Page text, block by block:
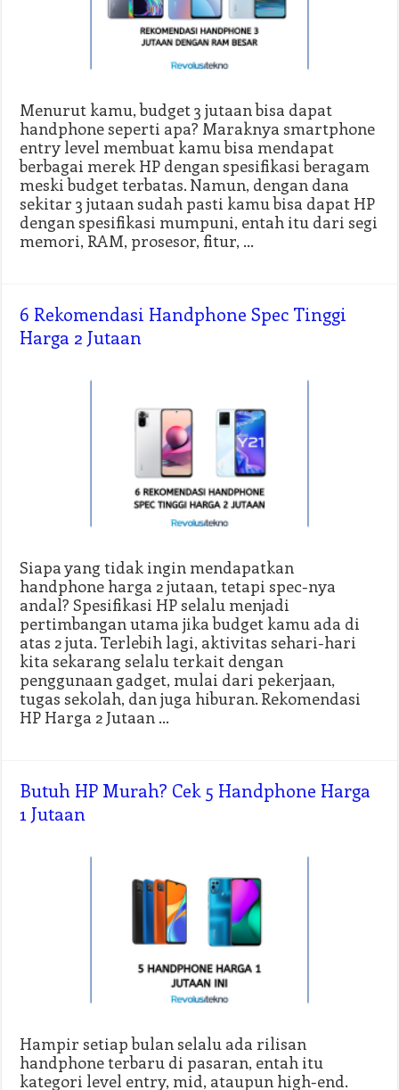
Menurut kamu, budget 3 jutaan bisa dapat
handphone seperti apa? Maraknya smartphone
entry level membuat kamu bisa mendapat
berbagai merek HP dengan spesifikasi beragam
meski budget terbatas. Namun, dengan dana
sekitar 3 jutaan sudah pasti kamu bisa dapat HP
dengan spesifikasi mumpuni, entah itu dari segi
memori, RAM, prosesor, fitur, …
6 Rekomendasi Handphone Spec Tinggi
Harga 2 Jutaan
Siapa yang tidak ingin mendapatkan
handphone harga 2 jutaan, tetapi spec-nya
andal? Spesifikasi HP selalu menjadi
pertimbangan utama jika budget kamu ada di
atas 2 juta. Terlebih lagi, aktivitas sehari-hari
kita sekarang selalu terkait dengan
penggunaan gadget, mulai dari pekerjaan,
tugas sekolah, dan juga hiburan. Rekomendasi
HP Harga 2 Jutaan …
Butuh HP Murah? Cek 5 Handphone Harga
1 Jutaan
Hampir setiap bulan selalu ada rilisan
handphone terbaru di pasaran, entah itu
kategori level entry, mid, ataupun high-end.